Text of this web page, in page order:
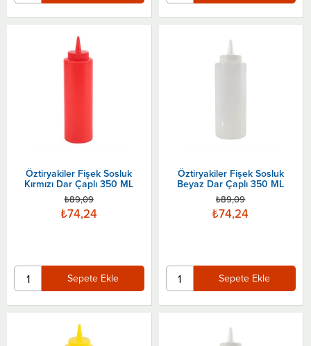
Öztiryakiler Fişek Sosluk
Kırmızı Dar Çaplı 350 ML
₺74,24
₺89,09
Sepete Ekle
Öztiryakiler Fişek Sosluk
Beyaz Dar Çaplı 350 ML
₺74,24
₺89,09
Sepete Ekle